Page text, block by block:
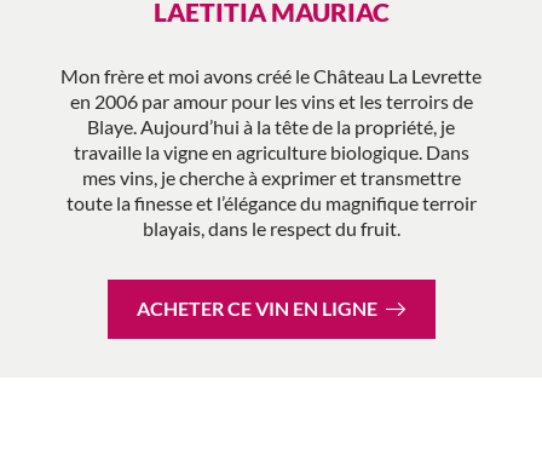
LAETITIA MAURIAC
Mon frère et moi avons créé le Château La Levrette
en 2006 par amour pour les vins et les terroirs de
Blaye. Aujourd’hui à la tête de la propriété, je
travaille la vigne en agriculture biologique. Dans
mes vins, je cherche à exprimer et transmettre
toute la finesse et l’élégance du magnifique terroir
blayais, dans le respect du fruit.
ACHETER CE VIN EN LIGNE